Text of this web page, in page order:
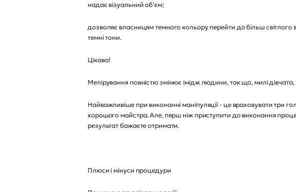
надає візуальний об'єм;
дозволяє власницям темного кольору перейти до більш світлого
темні тони.
Цікаво!
Мелірування повністю змінює імідж людини, так що, милі дівчата,
Найважливіше при виконанні маніпуляції - це враховувати три
хорошого майстра. Але, перш ніж приступити до виконання
результат бажаєте отримати.
Плюси і мінуси процедури